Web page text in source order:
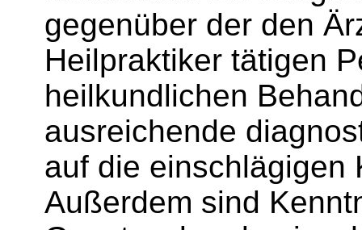
gegenüber der den
Heilpraktiker tätigen
heilkundlichen
ausreichende
auf die einschlägigen
Außerdem sind